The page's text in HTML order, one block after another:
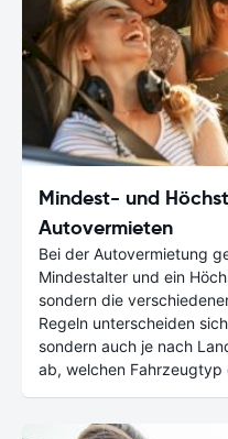
Mindest- und
Autovermieten
Bei der Autovermietung
Mindestalter und ein
sondern die
Regeln unterscheiden
sondern auch je nach
ab, welchen Fahrzeugtyp